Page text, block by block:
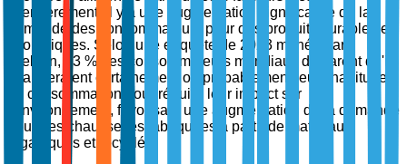
Premièrement, il y a une augmentation significative de la
demande des consommateurs pour des produits durables et
écologiques. Selon une enquête de 2023 menée par
Nielsen, 73 % des consommateurs mondiaux déclarent qu'ils
changeraient certainement ou probablement leurs habitudes
de consommation pour réduire leur impact sur
l'environnement, favorisant une augmentation de la demande
pour des chaussettes fabriquées à partir de matériaux
organiques et recyclés.